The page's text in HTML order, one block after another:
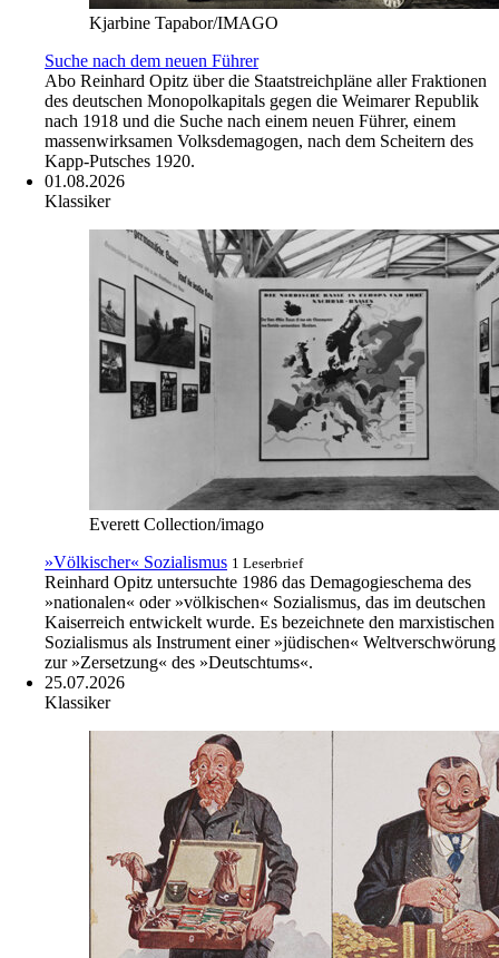
Kjarbine Tapabor/IMAGO
Suche nach dem neuen Führer
Abo Reinhard Opitz über die Staatstreichpläne aller Fraktionen
des deutschen Monopolkapitals gegen die Weimarer Republik
nach 1918 und die Suche nach einem neuen Führer, einem
massenwirksamen Volksdemagogen, nach dem Scheitern des
Kapp-Putsches 1920.
01.08.2026
Klassiker
Everett Collection/imago
»Völkischer« Sozialismus 1 Leserbrief
Reinhard Opitz untersuchte 1986 das Demagogieschema des
»nationalen« oder »völkischen« Sozialismus, das im deutschen
Kaiserreich entwickelt wurde. Es bezeichnete den marxistischen
Sozialismus als Instrument einer »jüdischen« Weltverschwörung
zur »Zersetzung« des »Deutschtums«.
25.07.2026
Klassiker